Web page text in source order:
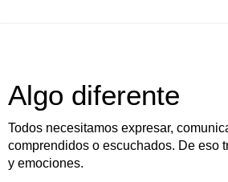
Algo diferente
Todos necesitamos expresar,
comprendidos o escuchados. De eso
y emociones.